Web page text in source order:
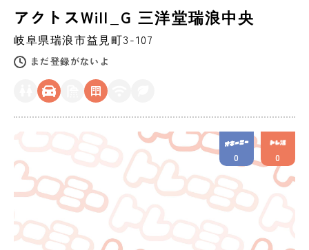
アクトスWill_G 三洋堂瑞浪中央
岐阜県瑞浪市益見町3-107
まだ登録がないよ
0 0